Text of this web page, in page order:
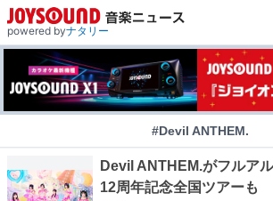
powered byナタリー
#Devil ANTHEM.
Devil ANTHEM.がフルア
12周年記念全国ツアーも